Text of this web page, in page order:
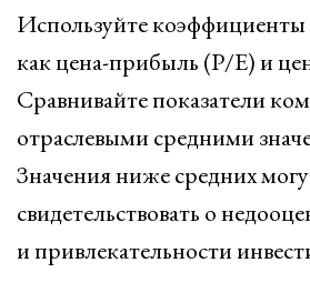
Используйте коэффициенты
как цена-прибыль (P/E) и
Сравнивайте показатели
отраслевыми средними
Значения ниже средних
свидетельствовать о
и привлекательности